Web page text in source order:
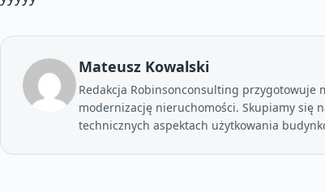
Mateusz Kowalski
Redakcja Robinsonconsulting przygotowuje
modernizację nieruchomości. Skupiamy się
technicznych aspektach użytkowania